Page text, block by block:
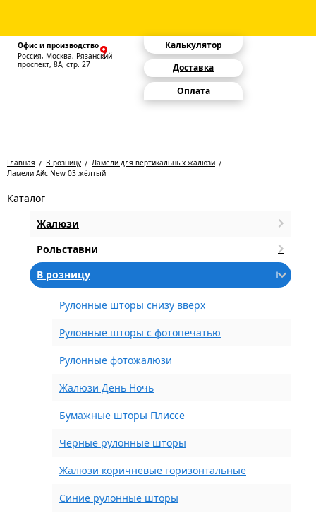
Офис и производство
Россия, Москва, Рязанский
проспект, 8А, стр. 27
Калькулятор
Доставка
Оплата
Главная В розницу
Ламели для вертикальных жалюзи
Ламели Айс New 03 жёлтый
Каталог
Жалюзи
Рольставни
В розницу
Рулонные шторы снизу вверх
Рулонные шторы с фотопечатью
Рулонные фотожалюзи
Жалюзи День Ночь
Бумажные шторы Плиссе
Черные рулонные шторы
Жалюзи коричневые горизонтальные
Синие рулонные шторы